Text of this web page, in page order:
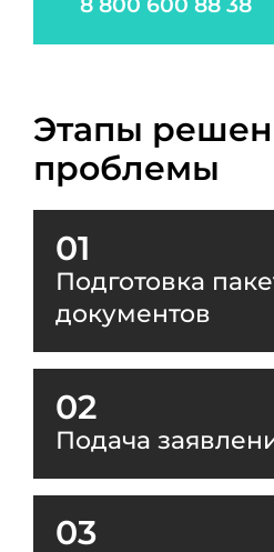
Этапы
проблемы
01
Подготовка
документов
02
Подача
03